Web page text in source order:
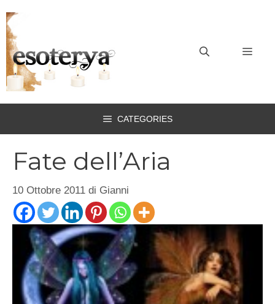
al
contenuto
CATEGORIES
Fate dell’Aria
10 Ottobre 2011 di Gianni